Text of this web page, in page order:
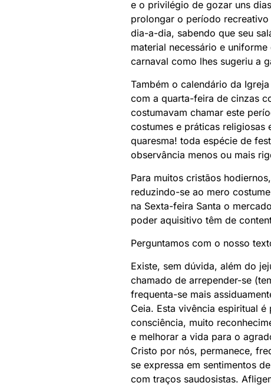
e o privilégio de gozar uns
prolongar o período
dia-a-dia, sabendo que seu
material necessário e
carnaval como lhes sugeriu a
Também o calendário da
com a quarta-feira de cinzas
costumavam chamar este
costumes e práticas religiosas
quaresma! toda espécie de
observância menos ou mais
Para muitos cristãos
reduzindo-se ao mero
na Sexta-feira Santa o
poder aquisitivo têm de
Perguntamos com o nosso
Existe, sem dúvida, além do
chamado de arrepender-se
frequenta-se mais
Ceia. Esta vivência espiritual
consciência, muito
e melhorar a vida para o
Cristo por nós, permanece,
se expressa em sentimentos
com traços saudosistas.